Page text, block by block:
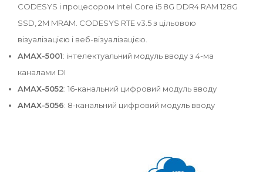
CODESYS і процесором Intel Core i5 8G DDR4 RAM 128G
SSD, 2M MRAM. CODESYS RTE v3.5 з цільовою
візуалізацією і веб-візуалізацією.
AMAX-5001: інтелектуальний модуль вводу з 4-ма
каналами DI
AMAX-5052: 16-канальний цифровий модуль вводу
AMAX-5056: 8-канальний цифровий модуль вводу